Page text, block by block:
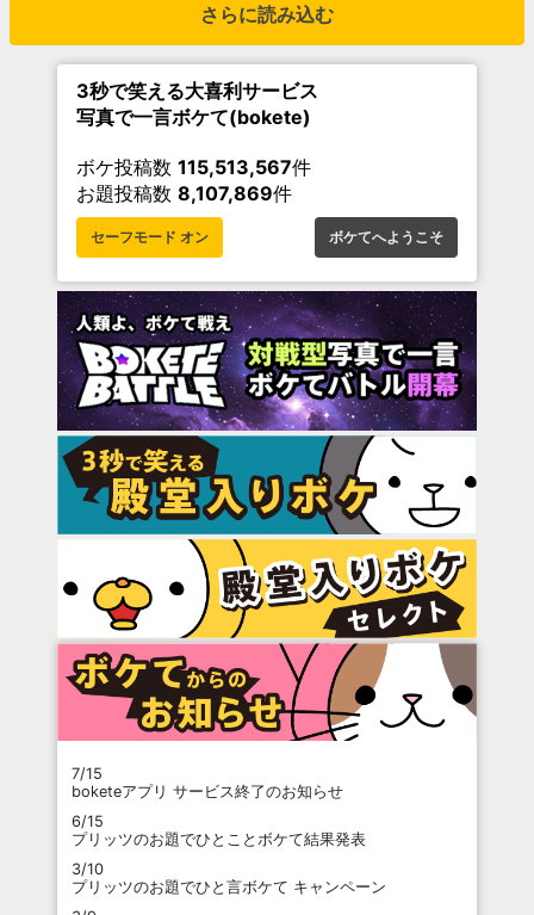
さらに読み込む
3秒で笑える大喜利サービス
写真で一言ボケて(bokete)
ボケ投稿数 115,513,567件
お題投稿数 8,107,869件
セーフモード オン ボケてへようこそ
7/15
boketeアプリ サービス終了のお知らせ
6/15
プリッツのお題でひとことボケて結果発表
3/10
プリッツのお題でひと言ボケて キャンペーン